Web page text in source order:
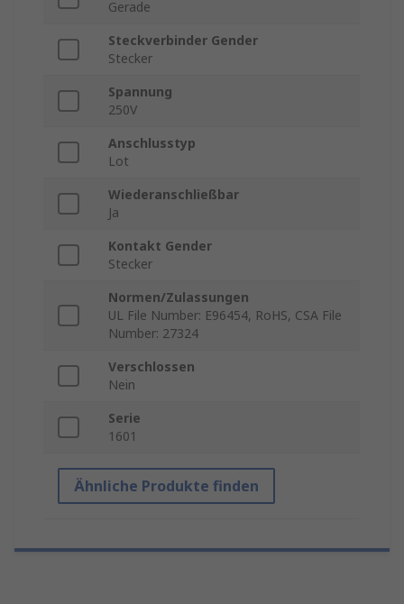
Gerade
Steckverbinder Gender
Stecker
Spannung
250V
Anschlusstyp
Lot
Wiederanschließbar
Ja
Kontakt Gender
Stecker
Normen/Zulassungen
UL File Number: E96454, RoHS, CSA File
Number: 27324
Verschlossen
Nein
Serie
1601
Ähnliche Produkte finden